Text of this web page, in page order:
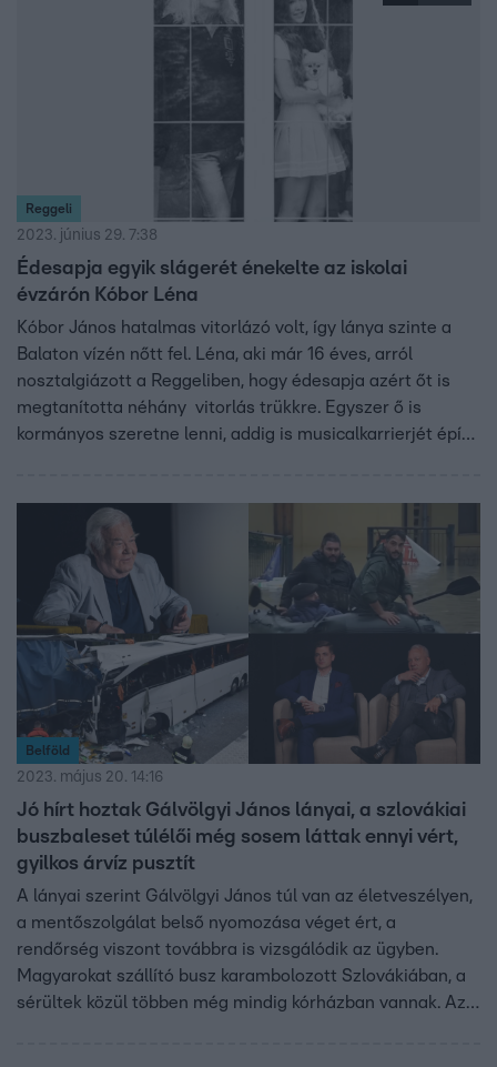
Reggeli
2023. június 29. 7:38
Édesapja egyik slágerét énekelte az iskolai
évzárón Kóbor Léna
Kóbor János hatalmas vitorlázó volt, így lánya szinte a
Balaton vízén nőtt fel. Léna, aki már 16 éves, arról
nosztalgiázott a Reggeliben, hogy édesapja azért őt is
megtanította néhány vitorlás trükkre. Egyszer ő is
kormányos szeretne lenni, addig is musicalkarrierjét építi
Belföld
2023. május 20. 14:16
Jó hírt hoztak Gálvölgyi János lányai, a szlovákiai
buszbaleset túlélői még sosem láttak ennyi vért,
gyilkos árvíz pusztít
A lányai szerint Gálvölgyi János túl van az életveszélyen,
a mentőszolgálat belső nyomozása véget ért, a
rendőrség viszont továbbra is vizsgálódik az ügyben.
Magyarokat szállító busz karambolozott Szlovákiában, a
sérültek közül többen még mindig kórházban vannak. Az